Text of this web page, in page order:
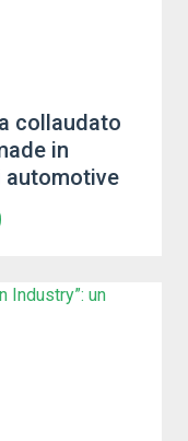
collaudato
in
automotive